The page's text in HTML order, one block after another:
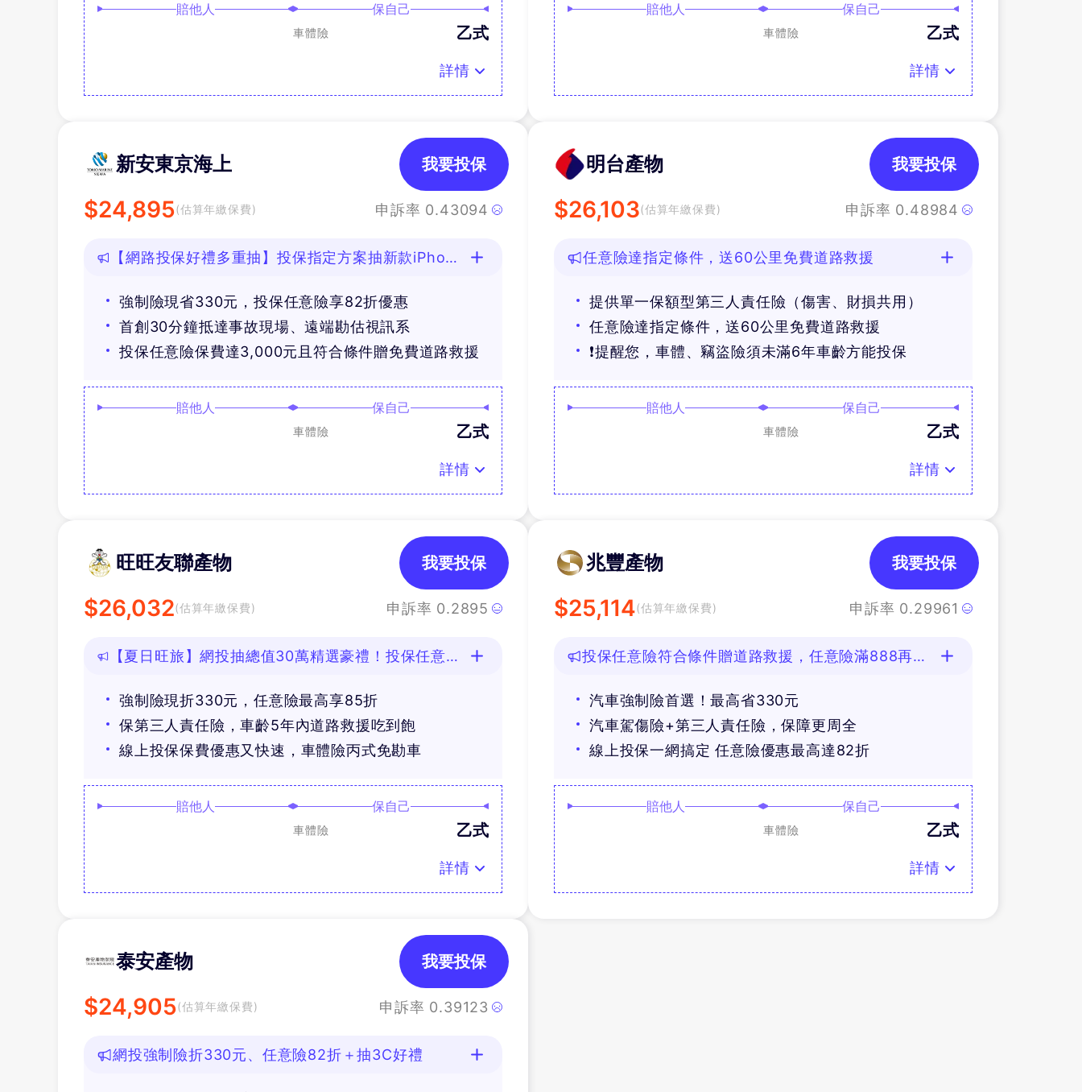
賠他人 保自己
車體險 乙式
詳情
賠他人 保自己
車體險 乙式
詳情
新安東京海上
$24,895(估算年繳保費) 申訴率 0.43094
我要投保
【網路投保好禮多重抽】投保指定方案抽新款iPhone
強制險現省330元，投保任意險享82折優惠
首創30分鐘抵達事故現場、遠端勘估視訊系
投保任意險保費達3,000元且符合條件贈免費道路救援
賠他人 保自己
車體險 乙式
詳情
明台產物
$26,103(估算年繳保費) 申訴率 0.48984
我要投保
任意險達指定條件，送60公里免費道路救援
提供單一保額型第三人責任險（傷害、財損共用）
任意險達指定條件，送60公里免費道路救援
❗提醒您，車體、竊盜險須未滿6年車齡方能投保
賠他人 保自己
車體險 乙式
詳情
旺旺友聯產物
$26,032(估算年繳保費) 申訴率 0.2895
我要投保
【夏日旺旅】網投抽總值30萬精選豪禮！投保任意險
強制險現折330元，任意險最高享85折
保第三人責任險，車齡5年內道路救援吃到飽
線上投保保費優惠又快速，車體險丙式免勘車
賠他人 保自己
車體險 乙式
詳情
兆豐產物
$25,114(估算年繳保費) 申訴率 0.29961
我要投保
投保任意險符合條件贈道路救援，任意險滿888再抽
汽車強制險首選！最高省330元
汽車駕傷險+第三人責任險，保障更周全
線上投保一網搞定 任意險優惠最高達82折
賠他人 保自己
車體險 乙式
詳情
泰安產物
$24,905(估算年繳保費) 申訴率 0.39123
我要投保
網投強制險折330元、任意險82折＋抽3C好禮